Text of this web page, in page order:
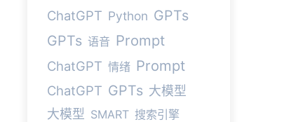
ChatGPT Python GPTs
GPTs 语音 Prompt
ChatGPT 情绪 Prompt
ChatGPT GPTs 大模型
大模型 SMART 搜索引擎